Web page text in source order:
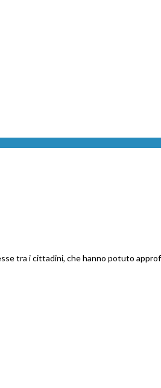
tra i cittadini, che hanno potuto